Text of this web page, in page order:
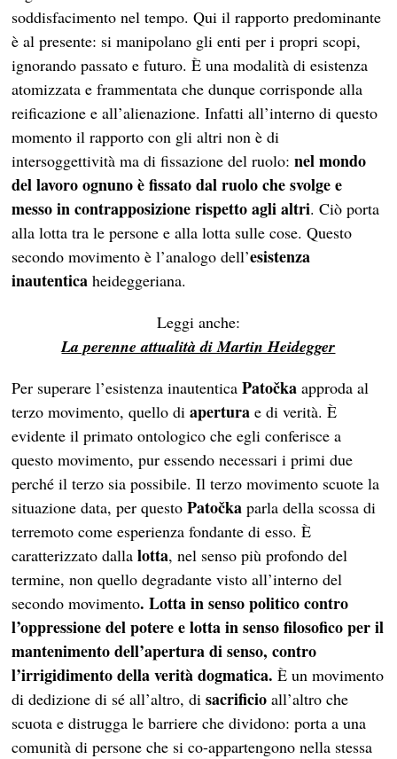
soddisfacimento nel tempo. Qui il rapporto predominante
è al presente: si manipolano gli enti per i propri scopi,
ignorando passato e futuro. È una modalità di esistenza
atomizzata e frammentata che dunque corrisponde alla
reificazione e all’alienazione. Infatti all’interno di questo
momento il rapporto con gli altri non è di
intersoggettività ma di fissazione del ruolo:nel mondo
del lavoro ognuno è fissato dal ruolo che svolge e
messo in contrapposizione rispetto agli altri. Ciò porta
alla lotta tra le persone e alla lotta sulle cose. Questo
secondo movimento è l’analogo dell’esistenza
inautentica heideggeriana.
Leggi anche:
La perenne attualità di Martin Heidegger
Per superare l’esistenza inautenticaPatočka approda al
terzo movimento, quello diapertura e di verità. È
evidente il primato ontologico che egli conferisce a
questo movimento, pur essendo necessari i primi due
perché il terzo sia possibile. Il terzo movimento scuote la
situazione data, per questoPatočka parla della scossa di
terremoto come esperienza fondante di esso. È
caratterizzato dallalotta, nel senso più profondo del
termine, non quello degradante visto all’interno del
secondo movimento. Lotta in senso politico contro
l’oppressione del potere e lotta in senso filosofico per il
mantenimento dell’apertura di senso, contro
l’irrigidimento della verità dogmatica. È un movimento
di dedizione di sé all’altro, disacrificio all’altro che
scuota e distrugga le barriere che dividono: porta a una
comunità di persone che si co-appartengono nella stessa